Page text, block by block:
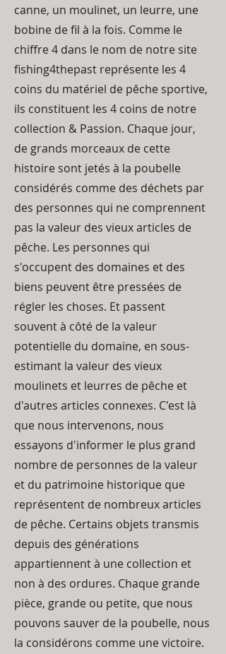
canne, un moulinet, un leurre, une
bobine de fil à la fois. Comme le
chiffre 4 dans le nom de notre site
fishing4thepast représente les 4
coins du matériel de pêche sportive,
ils constituent les 4 coins de notre
collection & Passion. Chaque jour,
de grands morceaux de cette
histoire sont jetés à la poubelle
considérés comme des déchets par
des personnes qui ne comprennent
pas la valeur des vieux articles de
pêche. Les personnes qui
s'occupent des domaines et des
biens peuvent être pressées de
régler les choses. Et passent
souvent à côté de la valeur
potentielle du domaine, en sous-
estimant la valeur des vieux
moulinets et leurres de pêche et
d'autres articles connexes. C'est là
que nous intervenons, nous
essayons d'informer le plus grand
nombre de personnes de la valeur
et du patrimoine historique que
représentent de nombreux articles
de pêche. Certains objets transmis
depuis des générations
appartiennent à une collection et
non à des ordures. Chaque grande
pièce, grande ou petite, que nous
pouvons sauver de la poubelle, nous
la considérons comme une victoire.